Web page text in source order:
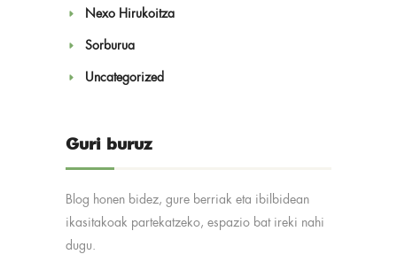
Nexo Hirukoitza
Sorburua
Uncategorized
Guri buruz
Blog honen bidez, gure berriak eta ibilbidean
ikasitakoak partekatzeko, espazio bat ireki nahi
dugu.